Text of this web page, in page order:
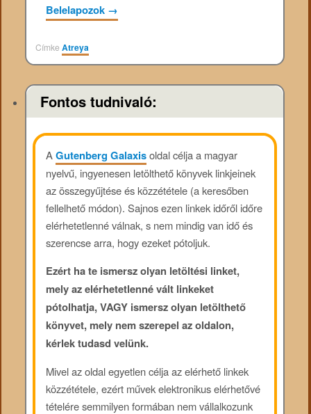
Belelapozok →
CímkeAtreya
Fontos tudnivaló:
AGutenberg Galaxisoldal célja a magyar
nyelvű, ingyenesen letölthető könyvek linkjeinek
az összegyűjtése és közzététele (a keresőben
fellelhető módon). Sajnos ezen linkek időről időre
elérhetetlenné válnak, s nem mindig van idő és
szerencse arra, hogy ezeket pótoljuk.
Ezért ha te ismersz olyan letöltési linket,
mely az elérhetetlenné vált linkeket
pótolhatja, VAGY ismersz olyan letölthető
könyvet, mely nem szerepel az oldalon,
kérlek tudasd velünk.
Mivel az oldal egyetlen célja az elérhető linkek
közzététele, ezért művek elektronikus elérhetővé
tételére semmilyen formában nem vállalkozunk